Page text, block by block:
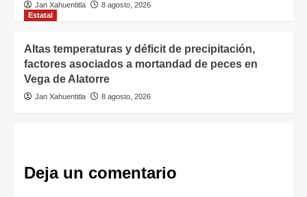
Jan Xahuentitla
8 agosto, 2026
Estatal
Altas temperaturas y déficit de precipitación,
factores asociados a mortandad de peces en
Vega de Alatorre
Jan Xahuentitla 8 agosto, 2026
Deja un comentario